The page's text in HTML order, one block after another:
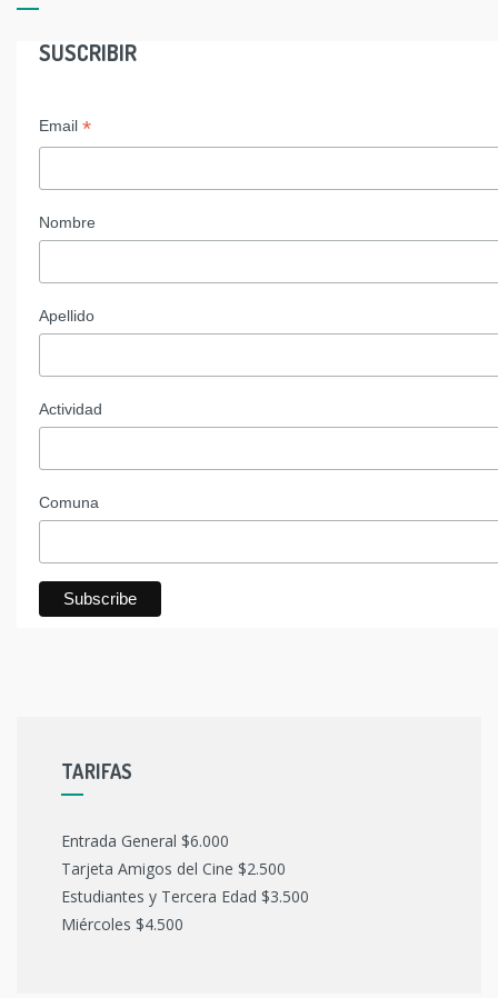
SUSCRIBIR
Email *
Nombre
Apellido
Actividad
Comuna
TARIFAS
Entrada General $6.000
Tarjeta Amigos del Cine $2.500
Estudiantes y Tercera Edad $3.500
Miércoles $4.500